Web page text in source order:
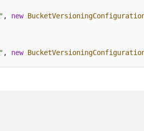
, new
, new